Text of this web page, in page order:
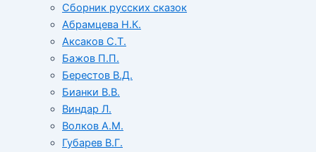
Сборник русских сказок
Абрамцева Н.К.
Аксаков С.Т.
Бажов П.П.
Берестов В.Д.
Бианки В.В.
Виндар Л.
Волков А.М.
Губарев В.Г.